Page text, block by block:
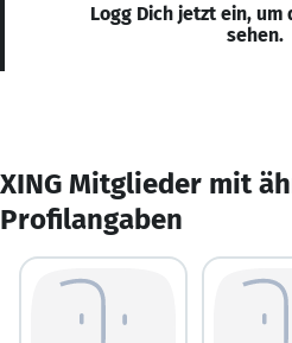
Logg Dich jetzt ein, um
sehen.
XING Mitglieder mit
Profilangaben